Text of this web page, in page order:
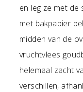
en leg ze met de
met bakpapier
midden van de
vruchtvlees
helemaal zacht
verschillen,